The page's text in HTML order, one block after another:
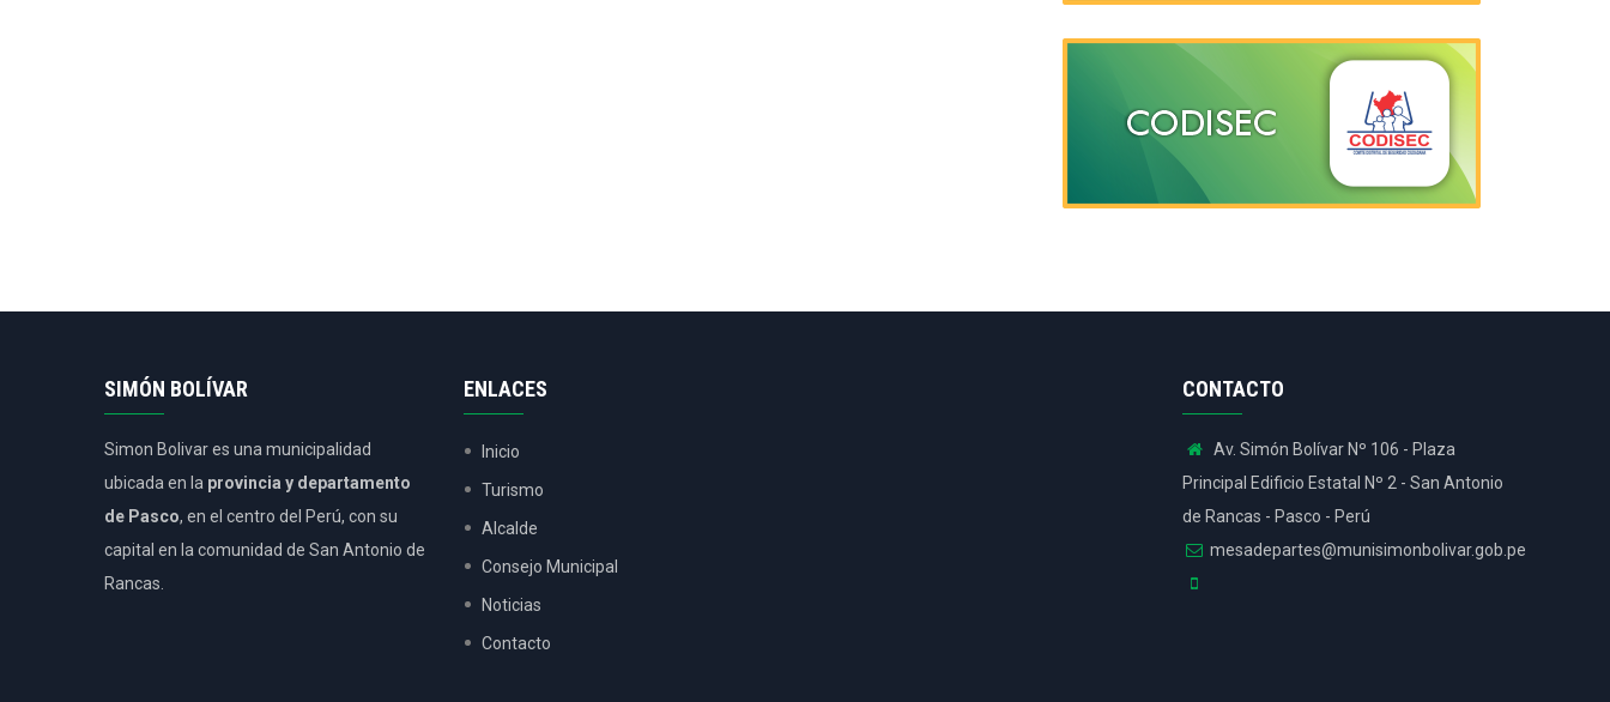
SIMÓN BOLÍVAR
Simon Bolivar es una municipalidad
ubicada en la provincia y departamento
de Pasco, en el centro del Perú, con su
capital en la comunidad de San Antonio de
Rancas.
ENLACES
Inicio
Turismo
Alcalde
Consejo Municipal
Noticias
Contacto
CONTACTO
Av. Simón Bolívar Nº 106 - Plaza
Principal Edificio Estatal Nº 2 - San Antonio
de Rancas - Pasco - Perú
mesadepartes@munisimonbolivar.gob.pe